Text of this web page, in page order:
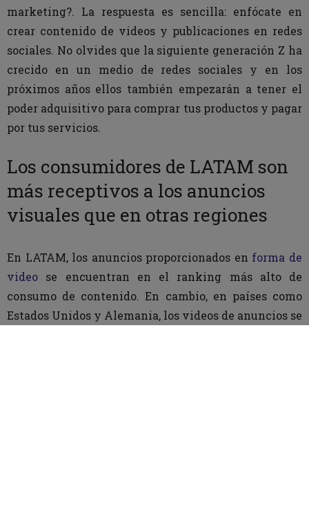
marketing?. La respuesta es sencilla: enfócate en
crear contenido de videos y publicaciones en redes
sociales. No olvides que la siguiente generación Z ha
crecido en un medio de redes sociales y en los
próximos años ellos también empezarán a tener el
poder adquisitivo para comprar tus productos y pagar
por tus servicios.
Los consumidores de LATAM son
más receptivos a los anuncios
visuales que en otras regiones
En LATAM, los anuncios proporcionados en forma de
video se encuentran en el ranking más alto de
consumo de contenido. En cambio, en países como
Estados Unidos y Alemania, los videos de anuncios se